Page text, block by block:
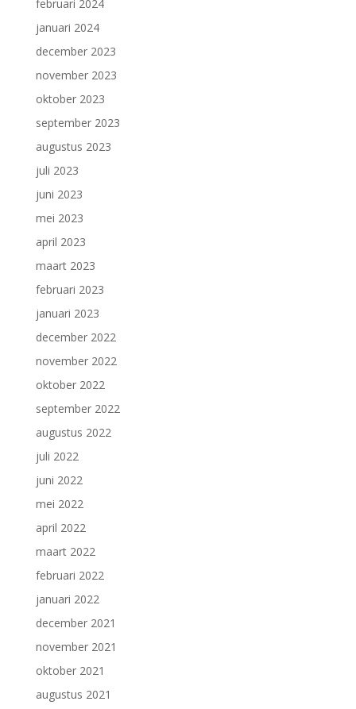
februari 2024
januari 2024
december 2023
november 2023
oktober 2023
september 2023
augustus 2023
juli 2023
juni 2023
mei 2023
april 2023
maart 2023
februari 2023
januari 2023
december 2022
november 2022
oktober 2022
september 2022
augustus 2022
juli 2022
juni 2022
mei 2022
april 2022
maart 2022
februari 2022
januari 2022
december 2021
november 2021
oktober 2021
augustus 2021